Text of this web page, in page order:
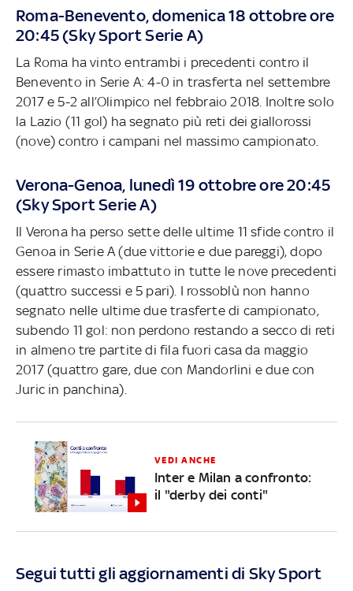
Roma-Benevento, domenica 18 ottobre ore
20:45 (Sky Sport Serie A)
La Roma ha vinto entrambi i precedenti contro il
Benevento in Serie A: 4-0 in trasferta nel settembre
2017 e 5-2 all’Olimpico nel febbraio 2018. Inoltre solo
la Lazio (11 gol) ha segnato più reti dei giallorossi
(nove) contro i campani nel massimo campionato.
Verona-Genoa, lunedì 19 ottobre ore 20:45
(Sky Sport Serie A)
Il Verona ha perso sette delle ultime 11 sfide contro il
Genoa in Serie A (due vittorie e due pareggi), dopo
essere rimasto imbattuto in tutte le nove precedenti
(quattro successi e 5 pari). I rossoblù non hanno
segnato nelle ultime due trasferte di campionato,
subendo 11 gol: non perdono restando a secco di reti
in almeno tre partite di fila fuori casa da maggio
2017 (quattro gare, due con Mandorlini e due con
Juric in panchina).
VEDI ANCHE
Inter e Milan a confronto:
il "derby dei conti"
Segui tutti gli aggiornamenti di Sky Sport